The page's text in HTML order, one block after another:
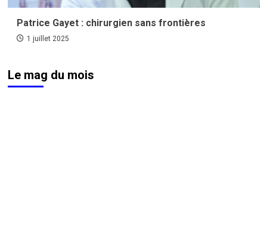
Patrice Gayet : chirurgien sans frontières
1 juillet 2025
Le mag du mois